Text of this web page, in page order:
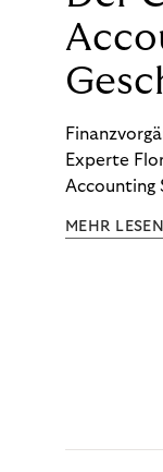
Experte
Accounting
MEHR LESEN